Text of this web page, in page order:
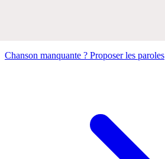
Chanson manquante ? Proposer les paroles